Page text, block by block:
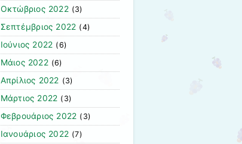
Οκτώβριος 2022(3)
Σεπτέμβριος 2022 (4)
Ιούνιος 2022 (6)
Μάιος 2022(6)
Απρίλιος 2022 (3)
Μάρτιος 2022 (3)
Φεβρουάριος 2022 (3)
Ιανουάριος 2022 (7)